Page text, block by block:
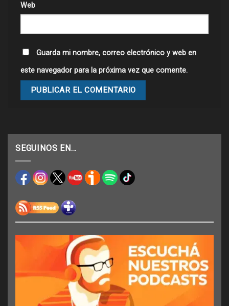
Web
Guarda mi nombre, correo electrónico y web en
este navegador para la próxima vez que comente.
SEGUINOS EN…